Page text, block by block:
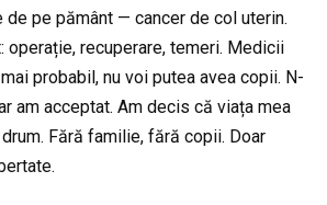
pe pământ — cancer de col uterin.
operație, recuperare, temeri. Medicii
probabil, nu voi putea avea copii. N-
am acceptat. Am decis că viața mea
Fără familie, fără copii. Doar